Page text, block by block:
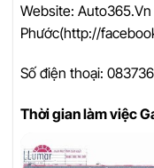
Website: Auto365.Vn
Phước(http://
Số điện thoại:
Thời gian làm việc